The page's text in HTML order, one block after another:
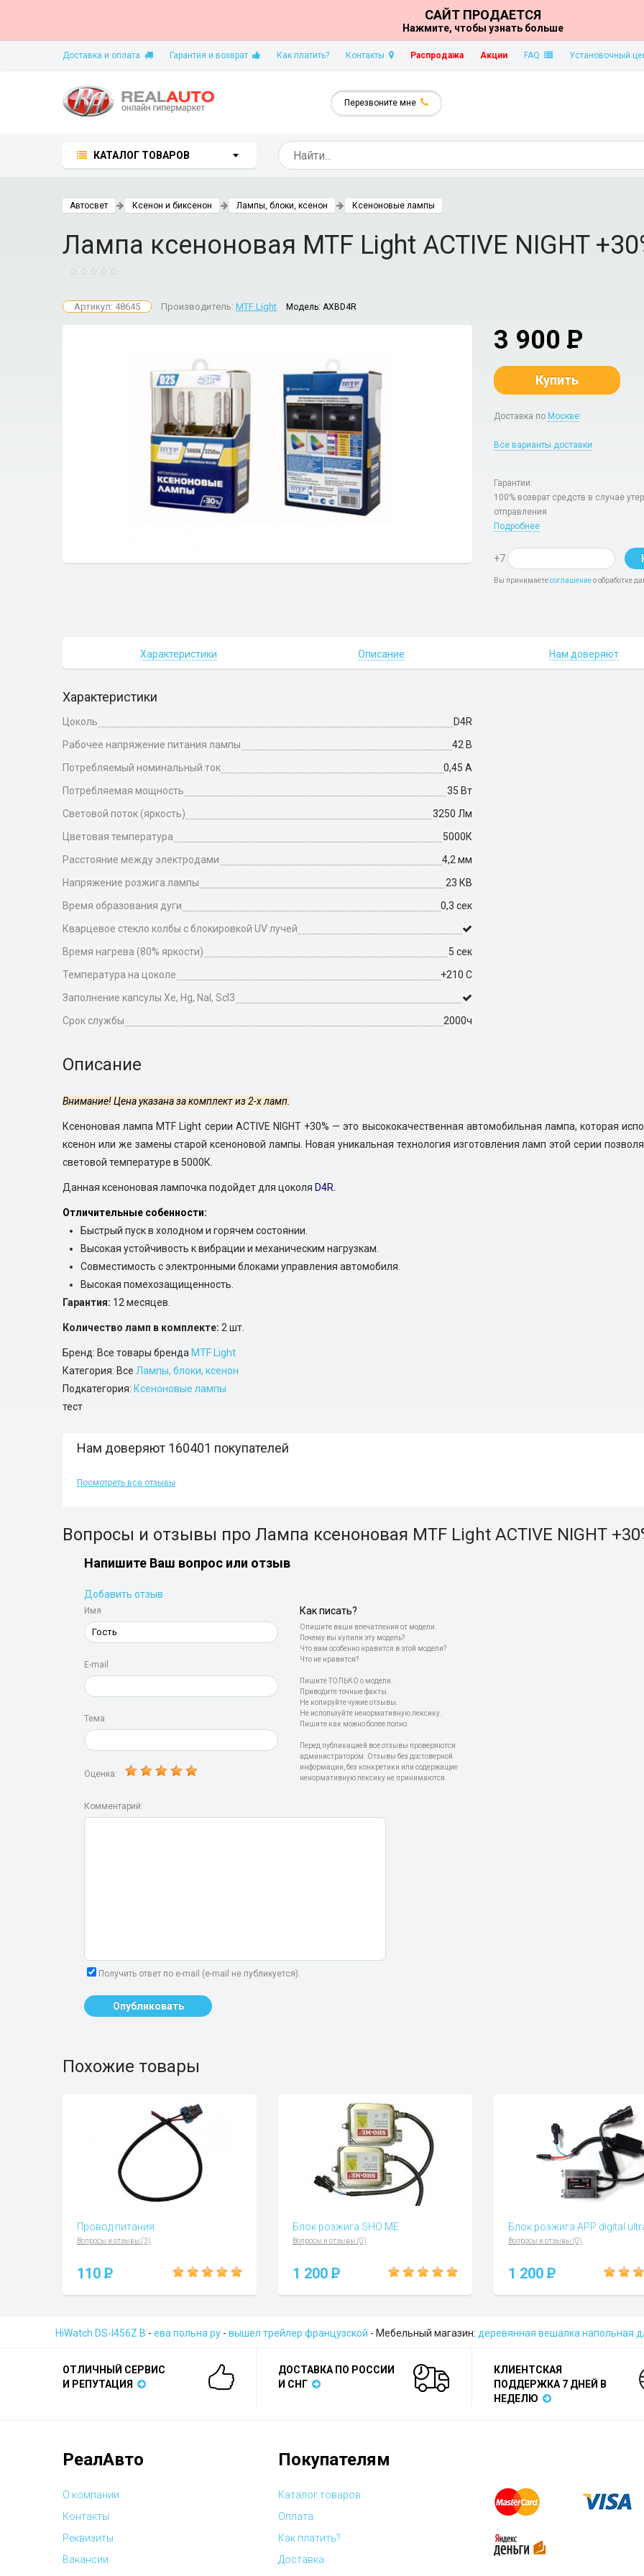
САЙТ ПРОДАЕТСЯ
Нажмите, чтобы узнать больше
Доставка и оплата Гарантия и возврат Как платить? Контакты Распродажа Акции FAQ Установочный
Перезвоните мне
КАТАЛОГ ТОВАРОВ
Автосвет Ксенон и биксенон Лампы, блоки, ксенон Ксеноновые лампы
Лампа ксеноновая MTF Light ACTIVE NIGHT
Артикул: 48645 Производитель: MTF Light Модель: AXBD4R
3 900 P
Купить
Доставка по Москве:
Все варианты доставки
Гарантии:
100% возврат средств в случае
отправления
Подробнее
+7
Вы принимаетесоглашениео обработке
Характеристики Описание Нам доверяют
Характеристики
Цоколь
D4R
Рабочее напряжение питания лампы
42 В
Потребляемый номинальный ток
0,45 А
Потребляемая мощность
35 Вт
Световой поток (яркость)
3250 Лм
Цветовая температура
5000К
Расстояние между электродами
4,2 мм
Напряжение розжига лампы
23 КВ
Время образования дуги
0,3 сек
Кварцевое стекло колбы с блокировкой UV лучей
Время нагрева (80% яркости)
5 сек
Температура на цоколе
+210 С
Заполнение капсулы Xe, Hg, Nal, Scl3
Срок службы
2000ч
Описание
Внимание! Цена указана за комплект из 2-х ламп.
Ксеноновая лампа MTF Light серии ACTIVE NIGHT +30% — это высококачественная автомобильная лампа, которая
ксенон или же замены старой ксеноновой лампы. Новая уникальная технология изготовления ламп этой серии
световой температуре в 5000К.
Данная ксеноновая лампочка подойдет для цоколя D4R
Отличительные собенности:
Быстрый пуск в холодном и горячем состоянии.
Высокая устойчивость к вибрации и механическим нагрузкам.
Совместимость с электронными блоками управления автомобиля.
Высокая помехозащищенность.
Гарантия: 12 месяцев.
Количество ламп в комплекте: 2 шт.
Бренд: Все товары бренда MTF Light
Категория: Все Лампы, блоки, ксенон
Подкатегория: Ксеноновые лампы
тест
Нам доверяют 160401 покупателей
Посмотреть все отзывы
Вопросы и отзывы про Лампа ксеноновая MTF Light ACTIVE NIGHT
Напишите Ваш вопрос или отзыв
Добавить отзыв
Имя
E-mail
Тема
Оценка:
Как писать?
Опишите ваши впечатления от модели.
Почему вы купили эту модель?
Что вам особенно нравится в этой модели?
Что не нравится?
Пишите ТОЛЬКО о модели.
Приводите точные факты.
Не копируйте чужие отзывы.
Не используйте ненормативную лексику.
Пишите как можно более полно.
Перед публикацией все отзывы проверяются
администратором. Отзывы без достоверной
информации, без конкретики или содержащие
ненормативную лексику не принимаются.
Комментарий:
Получить ответ по e-mail (e-mail не публикуется).
Опубликовать
Похожие товары
Провод питания
Вопросы и отзывы (3)
110 P
Блок розжига SHO ME
Вопросы и отзывы (0)
1 200 P
Блок розжига APP digital
Вопросы и отзывы (0)
1 200 P
HiWatch DS-I456Z B - ева польна ру- вышел трейлер французской - Мебельный магазин: деревянная вешалка напольная
ОТЛИЧНЫЙ СЕРВИС
И РЕПУТАЦИЯ
ДОСТАВКА ПО РОССИИ
И СНГ
КЛИЕНТСКАЯ
ПОДДЕРЖКА 7 ДНЕЙ В
НЕДЕЛЮ
РеалАвто
О компании
Контакты
Реквизиты
Вакансии
Покупателям
Каталог товаров
Оплата
Как платить?
Доставка